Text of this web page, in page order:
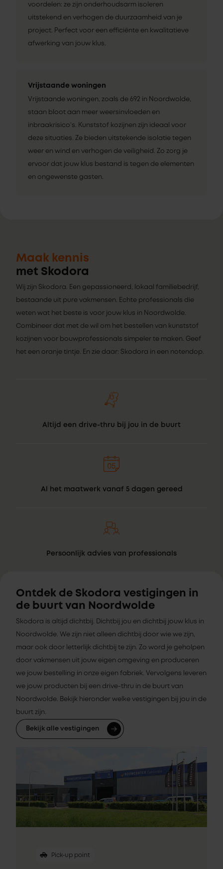
voordelen: ze zijn onderhoudsarm isoleren
uitstekend en verhogen de duurzaamheid van je
project. Perfect voor een efficiënte en kwalitatieve
afwerking van jouw klus.
Vrijstaande woningen
Vrijstaande woningen, zoals de 692 in Noordwolde,
staan bloot aan meer weersinvloeden en
inbraakrisico’s. Kunststof kozijnen zijn ideaal voor
deze situaties. Ze bieden uitstekende isolatie tegen
weer en wind en verhogen de veiligheid. Zo zorg je
ervoor dat jouw klus bestand is tegen de elementen
en ongewenste gasten.
Maak kennis
met Skodora
Wij zijn Skodora. Een gepassioneerd, lokaal familiebedrijf,
bestaande uit pure vakmensen. Echte professionals die
weten wat het beste is voor jouw klus in Noordwolde.
Combineer dat met de wil om het bestellen van kunststof
kozijnen voor bouwprofessionals simpeler te maken. Geef
het een oranje tintje. En zie daar: Skodora in een notendop.
Altijd een drive-thru bij jou in de buurt
Al het maatwerk vanaf 5 dagen gereed
Persoonlijk advies van professionals
Ontdek de Skodora vestigingen in
de buurt van Noordwolde
Skodora is altijd dichtbij. Dichtbij jou en dichtbij jouw klus in
Noordwolde. We zijn niet alleen dichtbij door wie we zijn,
maar ook door letterlijk dichtbij te zijn. Zo word je geholpen
door vakmensen uit jouw eigen omgeving en produceren
we jouw bestelling in onze eigen fabriek. Vervolgens leveren
we jouw producten bij een drive-thru in de buurt van
Noordwolde. Bekijk hieronder welke vestigingen bij jou in de
buurt zijn.
Bekijk alle vestigingen
Pick-up point